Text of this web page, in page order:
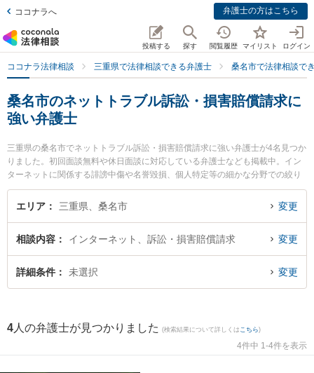
ココナラへ 弁護士の方はこちら
投稿する 探す 閲覧履歴 マイリスト ログイン
ココナラ法律相談 三重県で法律相談できる弁護士 桑名市で法律相談で
桑名市のネットトラブル訴訟・損害賠償請求に
強い弁護士
三重県の桑名市でネットトラブル訴訟・損害賠償請求に強い弁護士が4名見つか
りました。初回面談無料や休日面談に対応している弁護士なども掲載中。イン
ターネットに関係する誹謗中傷や名誉毀損、個人特定等の細かな分野での絞り
込み検索もでき便利です。特に梅村・長谷川法律事務所の梅村 大樹弁護士や弁
護士法人関・岸田・中村法律事務所 桑名オフィスの岸田 哲弁護士、嶋田幸司法
償請求のトラブルを今すぐに弁護士に相談したい』『ネットトラブル訴訟・損
害賠償請求のトラブル解決の実績豊富な近くの弁護士を検索したい』『初回相
談無料でネットトラブル訴訟・損害賠償請求を法律相談できる桑名市内の弁護
エリア 三重県、桑名市 変更
相談内容 インターネット、訴訟・損害賠償請求 変更
詳細条件 未選択 変更
4 人の弁護士が見つかりました (検索結果について詳しくは こちら)
4件中 1-4件を表示